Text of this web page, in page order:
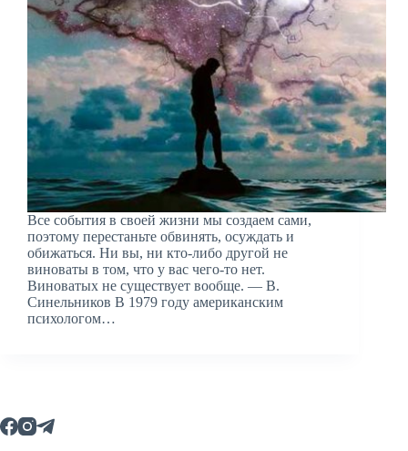
Все события в своей жизни мы создаем сами,
поэтому перестаньте обвинять, осуждать и
обижаться. Ни вы, ни кто-либо другой не
виноваты в том, что у вас чего-то нет.
Виноватых не существует вообще. — В.
Синельников В 1979 году американским
психологом…